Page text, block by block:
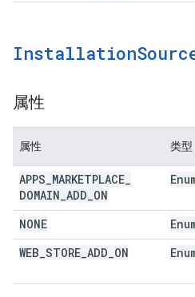
Installation
属性
属性 类型
APPS MARKETPLACE
DOMAIN ADD ON
NONE
WEB STORE ADD ON